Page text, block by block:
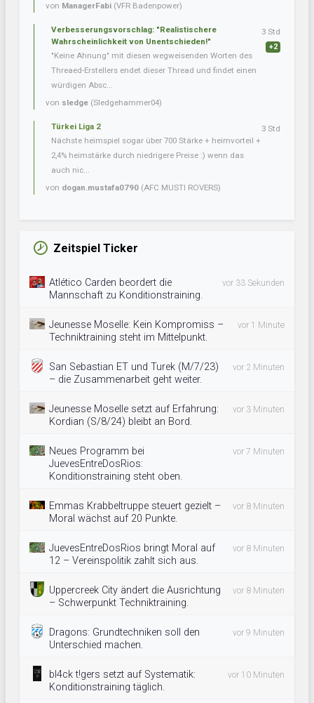
von ManagerFabi (VFR Badenpower)
Verbesserungsvorschlag: "Realistischere
Wahrscheinlichkeit von Unentschieden!"
"Keine Ahnung" mit diesen wegweisenden Worten des
Threaed-Erstellers endet dieser Thread und findet einen
würdigen Absc...
von sledge (Sledgehammer04)
3 Std
+2
Türkei Liga 2
Nächste heimspiel sogar über 700 Stärke + heimvorteil +
2,4% heimstärke durch niedrigere Preise :) wenn das
auch nic...
von dogan.mustafa0790 (AFC MUSTI ROVERS)
3 Std
Zeitspiel Ticker
Atlético Carden beordert die
Mannschaft zu Konditionstraining.
vor 33 Sekunden
Jeunesse Moselle: Kein Kompromiss –
Techniktraining steht im Mittelpunkt.
vor 1 Minute
San Sebastian ET und Turek (M/7/23)
– die Zusammenarbeit geht weiter.
vor 2 Minuten
Jeunesse Moselle setzt auf Erfahrung:
Kordian (S/8/24) bleibt an Bord.
vor 3 Minuten
Neues Programm bei
JuevesEntreDosRios:
Konditionstraining steht oben.
vor 7 Minuten
Emmas Krabbeltruppe steuert gezielt –
Moral wächst auf 20 Punkte.
vor 8 Minuten
JuevesEntreDosRios bringt Moral auf
12 – Vereinspolitik zahlt sich aus.
vor 8 Minuten
Uppercreek City ändert die Ausrichtung
– Schwerpunkt Techniktraining.
vor 8 Minuten
Dragons: Grundtechniken soll den
Unterschied machen.
vor 9 Minuten
bl4ck t!gers setzt auf Systematik:
Konditionstraining täglich.
vor 10 Minuten